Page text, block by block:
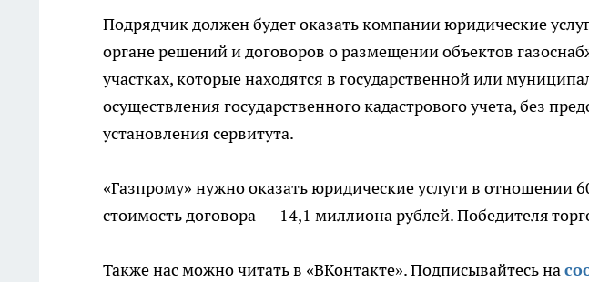
Подрядчик должен будет оказать компании юридические
органе решений и договоров о размещении объектов
участках, которые находятся в государственной или
осуществления государственного кадастрового учета, без
установления сервитута.
«Газпрому» нужно оказать юридические услуги в отношении
стоимость договора — 14,1 миллиона рублей. Победителя
Также нас можно читать в «ВКонтакте». Подписывайтесь на